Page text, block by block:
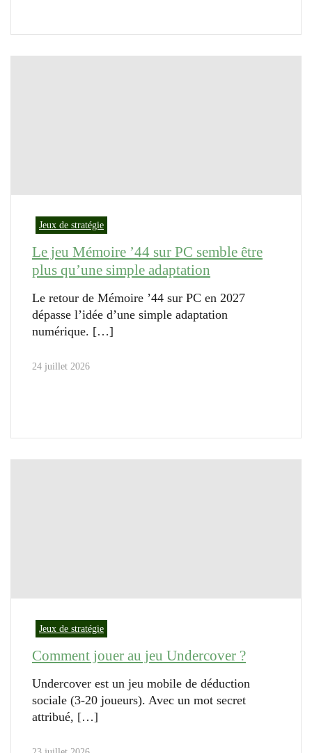
Jeux de stratégie
Le jeu Mémoire ’44 sur PC semble être
plus qu’une simple adaptation
Le retour de Mémoire ’44 sur PC en 2027
dépasse l’idée d’une simple adaptation
numérique.
24 juillet 2026
Jeux de stratégie
Comment jouer au jeu Undercover ?
Undercover est un jeu mobile de déduction
sociale (3-20 joueurs). Avec un mot secret
attribué,